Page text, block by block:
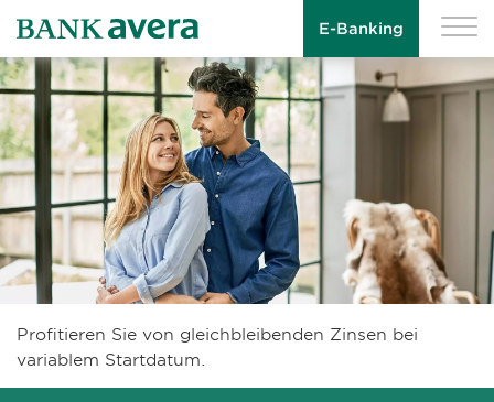
E-Banking
Profitieren Sie von gleichbleibenden Zinsen bei
variablem Startdatum.